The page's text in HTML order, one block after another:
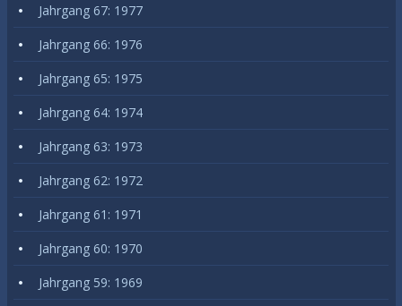
Jahrgang 67: 1977
Jahrgang 66: 1976
Jahrgang 65: 1975
Jahrgang 64: 1974
Jahrgang 63: 1973
Jahrgang 62: 1972
Jahrgang 61: 1971
Jahrgang 60: 1970
Jahrgang 59: 1969